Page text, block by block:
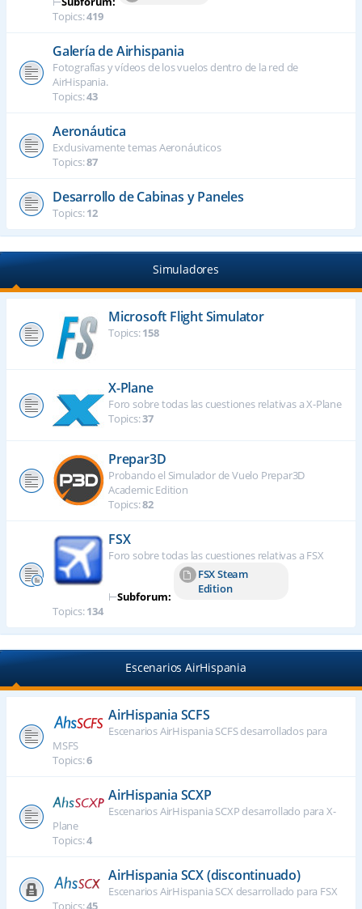
Topics:419
Galería de Airhispania
Fotografías y vídeos de los vuelos dentro de la red de
AirHispania.
Topics:43
Aeronáutica
Exclusivamente temas Aeronáuticos
Topics:87
Desarrollo de Cabinas y Paneles
Topics:12
Simuladores
Microsoft Flight Simulator
Topics:158
X-Plane
Foro sobre todas las cuestiones relativas a X-Plane
Topics:37
Prepar3D
Probando el Simulador de Vuelo Prepar3D
Academic Edition
Topics:82
FSX
Foro sobre todas las cuestiones relativas a FSX
⊢Subforum:
FSX Steam
Edition
Topics:134
Escenarios AirHispania
AirHispania SCFS
Escenarios AirHispania SCFS desarrollados para
MSFS
Topics:6
AirHispania SCXP
Escenarios AirHispania SCXP desarrollado para X-
Plane
Topics:4
AirHispania SCX (discontinuado)
Escenarios AirHispania SCX desarrollado para FSX
Topics:45